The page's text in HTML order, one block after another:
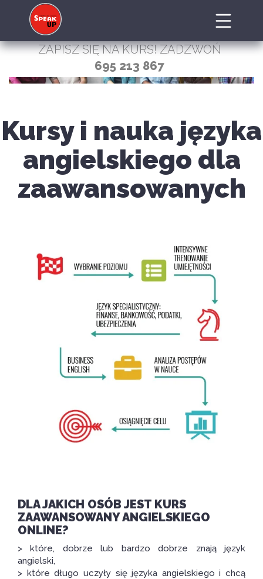
ZAPISZ SIĘ NA KURS! ZADZWOŃ
695 213 867
Kursy i nauka języka
angielskiego dla
zaawansowanych
DLA JAKICH OSÓB JEST KURS
ZAAWANSOWANYANGIELSKIEGO
ONLINE?
> które, dobrze lub bardzo dobrze znają język
angielski,
> które długo uczyły się języka angielskiego i chcą